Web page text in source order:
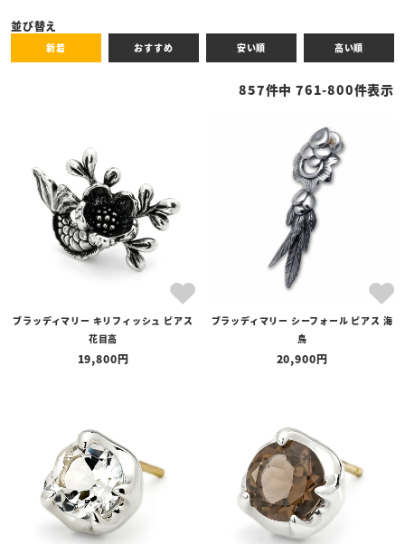
全ての商品
セール商品
カテゴリ
価格
並び替え
新着 おすすめ 安い順 高い順
857件中 761-800件表示
ブラッディマリー キリフィッシュ ピアス
花目高
19,800
ブラッディマリー シーフォール ピアス 海
鳥
20,900